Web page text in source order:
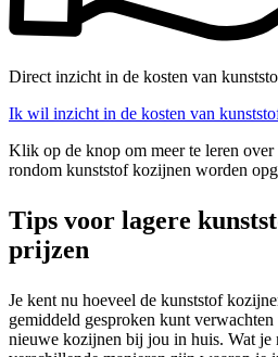
Direct inzicht in de kosten van
Ik wil inzicht in de kosten van
Klik op de knop om meer te leren over
rondom kunststof kozijnen worden
Tips voor lagere
prijzen
Je kent nu hoeveel de kunststof
gemiddeld gesproken kunt
nieuwe kozijnen bij jou in huis. Wat je